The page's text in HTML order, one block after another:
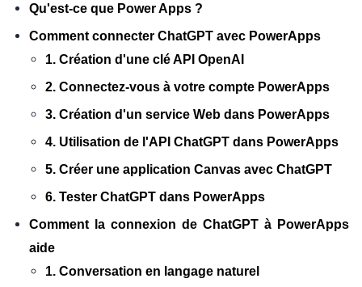
Qu'est-ce que Power Apps ?
Comment connecter ChatGPT avec PowerApps
1. Création d'une clé API OpenAI
2. Connectez-vous à votre compte PowerApps
3. Création d'un service Web dans PowerApps
4. Utilisation de l'API ChatGPT dans PowerApps
5. Créer une application Canvas avec ChatGPT
6. Tester ChatGPT dans PowerApps
Comment la connexion de ChatGPT à PowerApps
aide
1. Conversation en langage naturel